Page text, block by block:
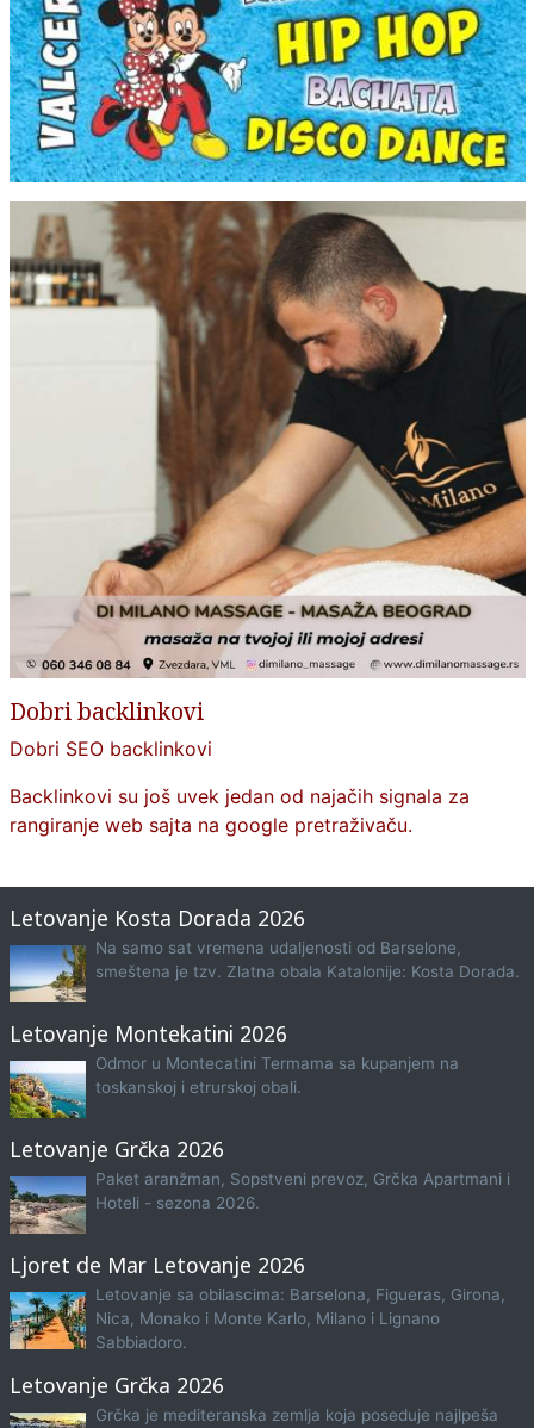
Dobri backlinkovi
Dobri SEO backlinkovi
Backlinkovi su još uvek jedan od najačih signala za
rangiranje web sajta na google pretraživaču.
Letovanje Kosta Dorada 2026
Na samo sat vremena udaljenosti od Barselone,
smeštena je tzv. Zlatna obala Katalonije: Kosta Dorada.
Letovanje Montekatini 2026
Odmor u Montecatini Termama sa kupanjem na
toskanskoj i etrurskoj obali.
Letovanje Grčka 2026
Paket aranžman, Sopstveni prevoz, Grčka Apartmani i
Hoteli - sezona 2026.
Ljoret de Mar Letovanje 2026
Letovanje sa obilascima: Barselona, Figueras, Girona,
Nica, Monako i Monte Karlo, Milano i Lignano
Sabbiadoro.
Letovanje Grčka 2026
Grčka je mediteranska zemlja koja poseduje najlpeša